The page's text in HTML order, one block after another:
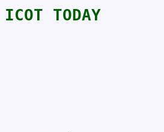
ICOT TODAY